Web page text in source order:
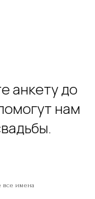
анкету до
нам
все имена